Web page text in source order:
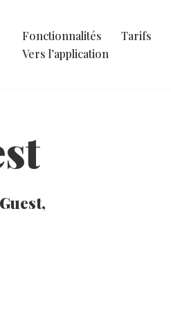
Fonctionnalités Tarifs
Vers l’application